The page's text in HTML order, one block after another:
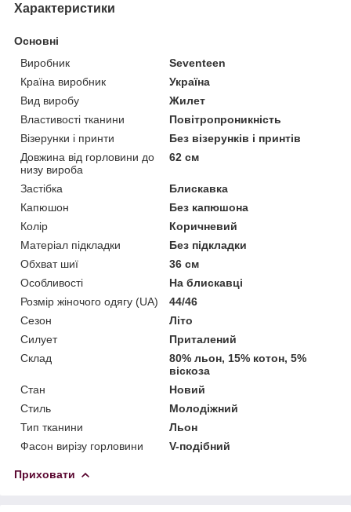
Характеристики
Основні
Виробник
Seventeen
Країна виробник
Україна
Вид виробу
Жилет
Властивості тканини
Повітропроникність
Візерунки і принти
Без візерунків і принтів
Довжина від горловини до
низу вироба
62 см
Застібка
Блискавка
Капюшон
Без капюшона
Колір
Коричневий
Матеріал підкладки
Без підкладки
Обхват шиї
36 см
Особливості
На блискавці
Розмір жіночого одягу (UA)
44/46
Сезон
Літо
Силует
Приталений
Склад
80% льон, 15% котон, 5%
віскоза
Стан
Новий
Стиль
Молодіжний
Тип тканини
Льон
Фасон вирізу горловини
V-подібний
Приховати